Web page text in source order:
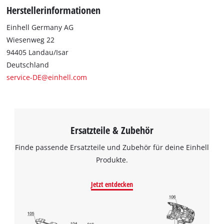
werden.
Herstellerinformationen
Einhell Germany AG
Wiesenweg 22
94405 Landau/Isar
Deutschland
service-DE@einhell.com
Ersatzteile & Zubehör
Finde passende Ersatzteile und Zubehör für deine Einhell
Produkte.
Jetzt entdecken